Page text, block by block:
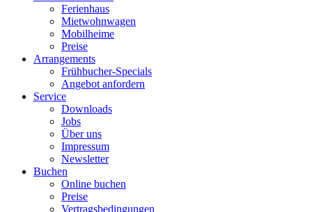
Ferienhaus
Mietwohnwagen
Mobilheime
Preise
Arrangements
Frühbucher-Specials
Angebot anfordern
Service
Downloads
Jobs
Über uns
Impressum
Newsletter
Buchen
Online buchen
Preise
Vertragsbedingungen